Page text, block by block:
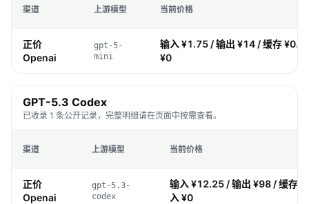
渠道 上游模型 当前价格
正价
Openai
gpt-5-
mini
输入 ¥1.75 / 输出 ¥14 / 缓存
¥0
GPT-5.3 Codex
已收录 1 条公开记录，完整明细请在页面中按需查看。
渠道 上游模型 当前价格
正价
Openai
gpt-5.3-
codex
输入 ¥12.25 / 输出 ¥98 / 缓存
入 ¥0